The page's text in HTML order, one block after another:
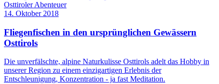
Osttiroler Abenteuer
14. Oktober 2018
Fliegenfischen in den ursprünglichen Gewässern
Osttirols
Die unverfälschte, alpine Naturkulisse Osttirols adelt das Hobby in
unserer Region zu einem einzigartigen Erlebnis der
Entschleunigung, Konzentration - ja fast Meditation.